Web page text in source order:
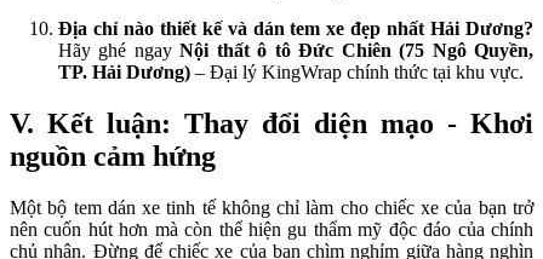
Địa chỉ nào thiết kế và dán tem xe đẹp nhất Hải Dương?
Hãy ghé ngayNội thất ô tô Đức Chiên (75 Ngô Quyền,
TP. Hải Dương) – Đại lý KingWrap chính thức tại khu vực.
V. Kết luận: Thay đổi diện mạo - Khơi
nguồn cảm hứng
Một bộ tem dán xe tinh tế không chỉ làm cho chiếc xe của bạn trở
nên cuốn hút hơn mà còn thể hiện gu thẩm mỹ độc đáo của chính
chủ nhân. Đừng để chiếc xe của bạn chìm nghỉm giữa hàng nghìn